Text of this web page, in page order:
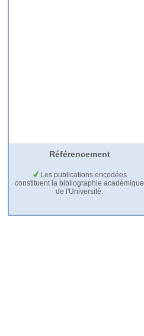
Référencement
Les publications encodées
constituent la bibliographie académique
de l'Université.